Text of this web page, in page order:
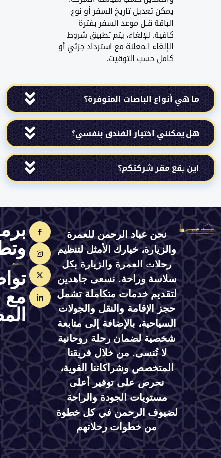
يمكن تعديل تاريخ السفر أو نوع
الباقة قبل موعد السفر بفترة
كافية. للإلغاء، يتم تطبيق شروط
الإلغاء المعلنة مع استرداد جزئي أو
كامل حسب التوقيت.
أنواع الباصات المتوفرة؟
اختيار الفندق بنفسي؟
يقع مقر شركتكم؟
نحن عباد الرحمن للعمرة
والزيارة، خيارك الأمثل لتنظيم
رحلات العمرة والزيارة بكل
سلاسة وراحة. نسعى جاهدين
لتقديم خدمات متكاملة تشمل
حجز الإقامة والنقل والجولات
السياحية، بالإضافة إلى متابعة
شخصية لضمان رحلة روحانية
لا تُنسى. من خلال فريقنا
المتخصص وشراكاتنا القوية،
نحرص على توفير أعلى
مستويات الجودة والراحة
لضيوف الرحمن في كل خطوة
من خطوات رحلاتهم
برمجة
وتطوير
تواصل
مع
المصمم